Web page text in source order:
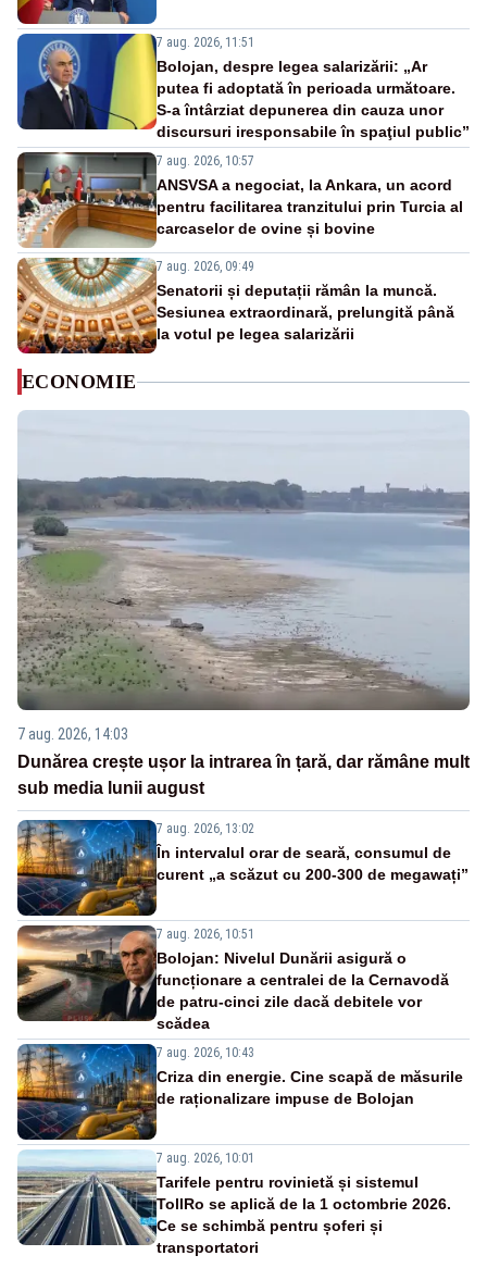
7 aug. 2026, 11:51
Bolojan, despre legea salarizării: „Ar
putea fi adoptată în perioada următoare.
S-a întârziat depunerea din cauza unor
discursuri iresponsabile în spaţiul public”
7 aug. 2026, 10:57
ANSVSA a negociat, la Ankara, un acord
pentru facilitarea tranzitului prin Turcia al
carcaselor de ovine și bovine
7 aug. 2026, 09:49
Senatorii și deputații rămân la muncă.
Sesiunea extraordinară, prelungită până
la votul pe legea salarizării
ECONOMIE
7 aug. 2026, 14:03
Dunărea crește ușor la intrarea în țară, dar rămâne mult
sub media lunii august
7 aug. 2026, 13:02
În intervalul orar de seară, consumul de
curent „a scăzut cu 200-300 de megawați”
7 aug. 2026, 10:51
Bolojan: Nivelul Dunării asigură o
funcționare a centralei de la Cernavodă
de patru-cinci zile dacă debitele vor
scădea
7 aug. 2026, 10:43
Criza din energie. Cine scapă de măsurile
de raționalizare impuse de Bolojan
7 aug. 2026, 10:01
Tarifele pentru rovinietă și sistemul
TollRo se aplică de la 1 octombrie 2026.
Ce se schimbă pentru șoferi și
transportatori